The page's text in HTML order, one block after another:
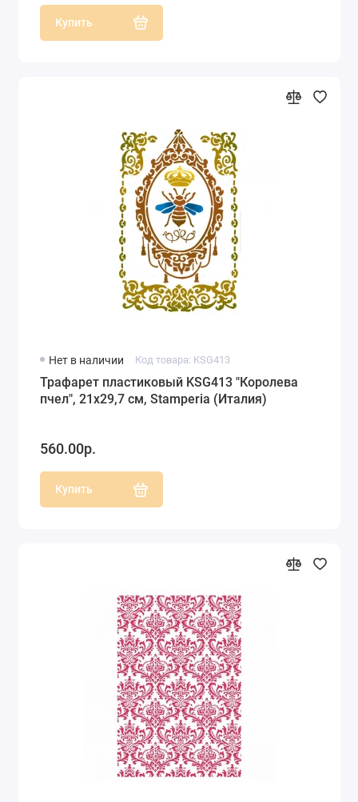
Купить
Нет в наличии Код товара: KSG413
Трафарет пластиковый KSG413 "Королева
пчел", 21х29,7 см, Stamperia (Италия)
560.00р.
Купить